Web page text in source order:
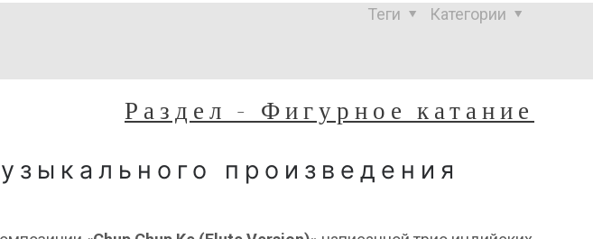
Категории
Теги
Раздел - Фигурное катание
произведения